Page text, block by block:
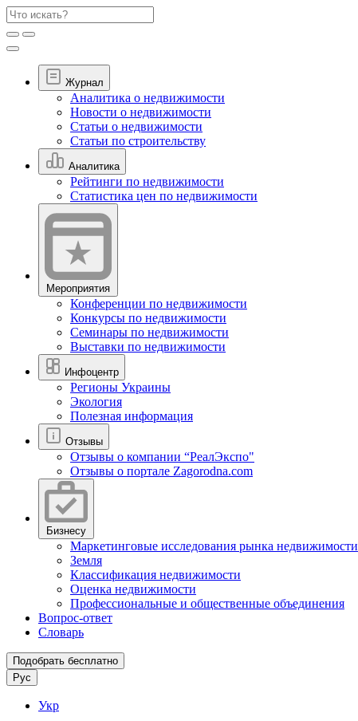
Журнал
Аналитика о недвижимости
Новости о недвижимости
Статьи о недвижимости
Статьи по строительству
Аналитика
Рейтинги по недвижимости
Статистика цен по недвижимости
Мероприятия
Конференции по недвижимости
Конкурсы по недвижимости
Семинары по недвижимости
Выставки по недвижимости
Инфоцентр
Регионы Украины
Экология
Полезная информация
Отзывы
Отзывы о компании “РеалЭкспо"
Отзывы о портале Zagorodna.com
Бизнесу
Маркетинговые исследования рынка недвижимости
Земля
Классификация недвижимости
Оценка недвижимости
Профессиональные и общественные объединения
Вопрос-ответ
Словарь
Подобрать бесплатно
Рус
Укр